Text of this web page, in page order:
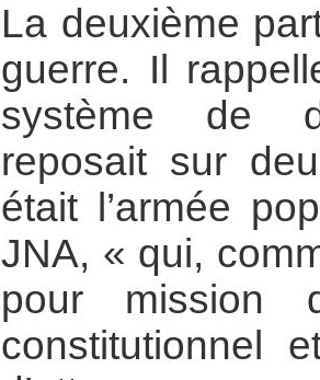
La deuxième
guerre. Il
système de
reposait sur
était l’armée
JNA, « qui,
pour mission
constitutionnel